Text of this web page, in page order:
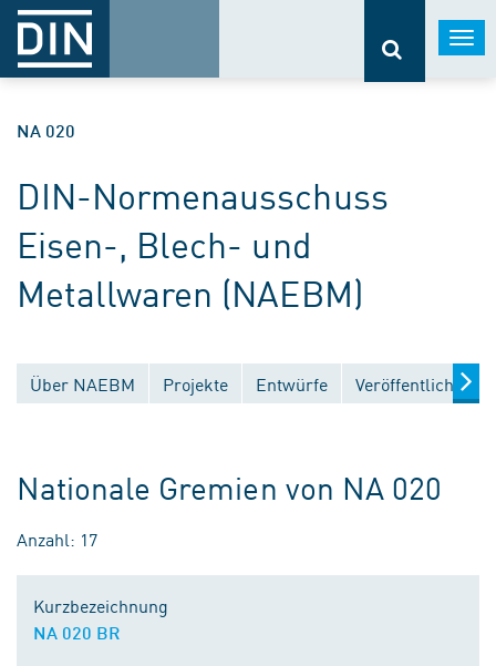
NA 020
DIN-Normenausschuss
Eisen-, Blech- und
Metallwaren (NAEBM)
Über NAEBM Projekte Entwürfe
Nationale Gremien von NA 020
Anzahl: 17
Kurzbezeichnung
NA 020 BR